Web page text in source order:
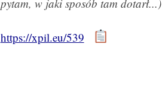
pytam, w jaki sposób tam dotarł...)
https://xpil.eu/539